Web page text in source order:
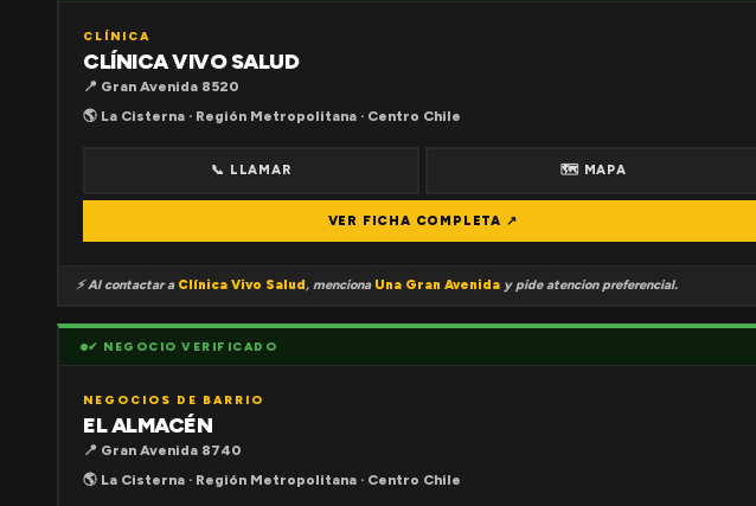
CLÍNICA
CLÍNICA VIVO SALUD
📍 Gran Avenida 8520
🌎 La Cisterna · Región Metropolitana · Centro Chile
📞 LLAMAR 🗺 MAPA
VER FICHA COMPLETA ↗
⚡ Al contactar a Clínica Vivo Salud, menciona Una Gran Avenida y pide atencion preferencial.
✔ NEGOCIO VERIFICADO
NEGOCIOS DE BARRIO
EL ALMACÉN
📍 Gran Avenida 8740
🌎 La Cisterna · Región Metropolitana · Centro Chile